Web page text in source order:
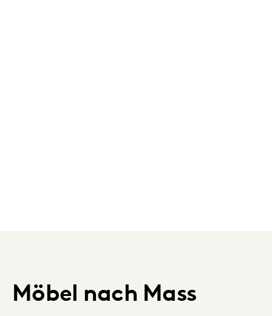
Möbel nach Mass